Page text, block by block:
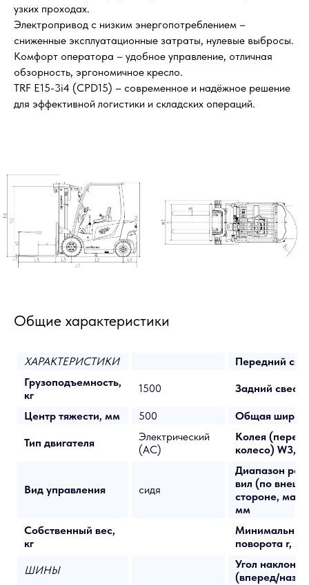
узких проходах.
Электропривод с низким энергопотреблением –
сниженные эксплуатационные затраты, нулевые выбросы.
Комфорт оператора – удобное управление, отличная
обзорность, эргономичное кресло.
TRF E15-3i4 (CPD15) – современное и надёжное решение
для эффективной логистики и складских операций.
Общие характеристики
ХАРАКТЕРИСТИКИ
Передний
Грузоподъемность,
кг
1500 Задний свес
Центр тяжести, мм 500 Общая
Тип двигателя
Электрический
(AC)
Колея
колесо) W3,
Вид управления сидя
Диапазон
вил (по
стороне,
мм
Собственный вес,
кг
Минимальный
поворота r, мм
ШИНЫ
Угол наклона
(вперед/